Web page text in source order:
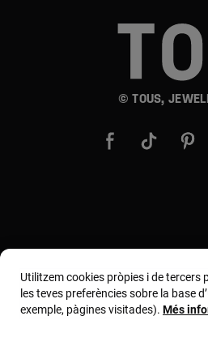
© TOUS,
Utilitzem cookies pròpies i de
les teves preferències sobre la base
exemple, pàgines visitades). Més